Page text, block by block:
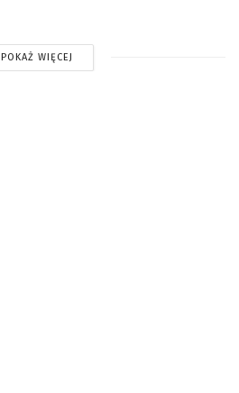
POKAŻ WIĘCEJ